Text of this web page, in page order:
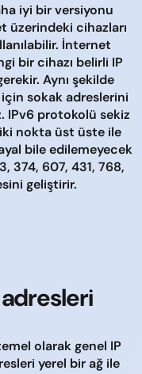
iyi bir versiyonu
üzerindeki cihazları
İnternet
bir cihazı belirli IP
Aynı şekilde
sokak adreslerini
IPv6 protokolü sekiz
nokta üst üste ile
bile edilemeyecek
374, 607, 431, 768,
geliştirir.
olarak genel IP
yerel bir ağ ile